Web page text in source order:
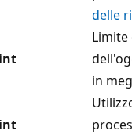
delle
int
in
int